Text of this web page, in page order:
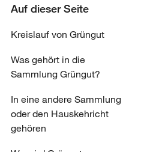
Auf dieser Seite
Kreislauf von Grüngut
Was gehört in die
Sammlung Grüngut?
In eine andere Sammlung
oder den Hauskehricht
gehören